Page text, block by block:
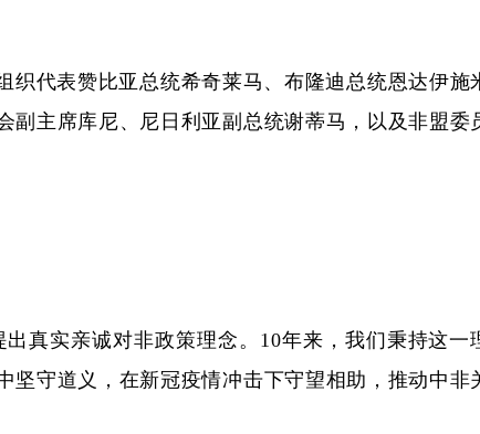
织代表赞比亚总统希奇莱马、布隆迪总统恩达伊施
副主席库尼、尼日利亚副总统谢蒂马，以及非盟委
真实亲诚对非政策理念。10年来，我们秉持这一
坚守道义，在新冠疫情冲击下守望相助，推动中非